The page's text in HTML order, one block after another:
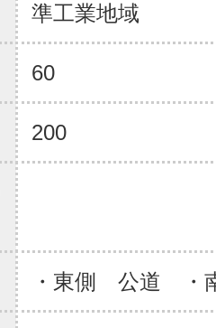
準工業地域
60
200
・東側 公道 ・